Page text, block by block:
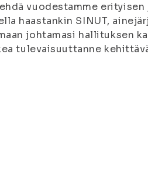
vuodestamme erityisen
haastankin SINUT,
johtamasi hallituksen
tulevaisuuttanne